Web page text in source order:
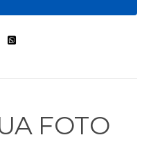
FOTO